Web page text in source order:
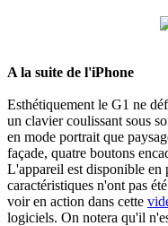
A la suite de l'iPhone
Esthétiquement le G1 ne
un clavier coulissant sous
en mode portrait que
façade, quatre boutons
L'appareil est disponible en
caractéristiques n'ont pas
voir en action dans cette
logiciels. On notera qu'il